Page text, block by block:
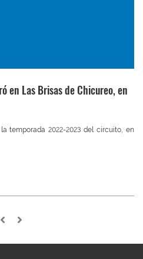
en Las Brisas de Chicureo, en
temporada 2022-2023 del circuito, en